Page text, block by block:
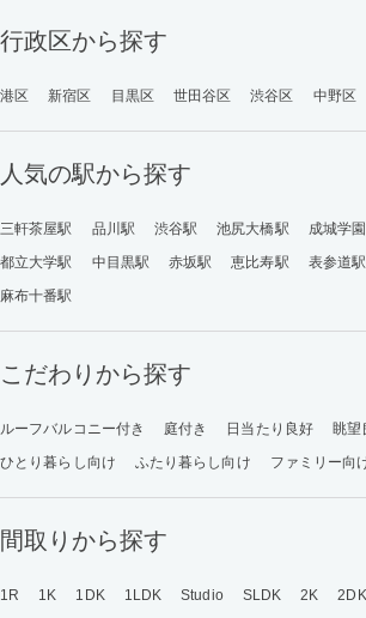
行政区から探す
港区 新宿区 目黒区 世田谷区 渋谷区 中野区
人気の駅から探す
三軒茶屋駅 品川駅 渋谷駅 池尻大橋駅 成城学
都立大学駅
中目黒駅 赤坂駅 恵比寿駅 表参道駅
麻布十番駅
こだわりから探す
ルーフバルコニー付き 庭付き 日当たり良好 眺望
ひとり暮らし向け
ふたり暮らし向け ファミリー向
間取りから探す
1R 1K 1DK 1LDK Studio SLDK 2K 2DK